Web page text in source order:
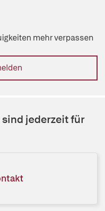
mehr verpassen
sind jederzeit für